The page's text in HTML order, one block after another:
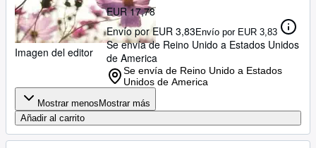
Imagen del editor
EUR 17,78
Envío por EUR 3,83Envío por EUR 3,83
Se envía de Reino Unido a Estados Unidos
de America
Se envía de Reino Unido a Estados
Unidos de America
Mostrar menos Mostrar más
Añadir al carrito